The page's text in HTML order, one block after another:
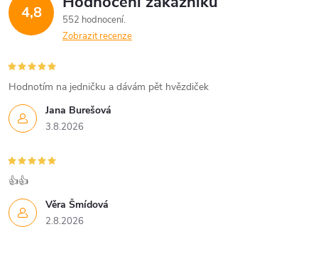
4,8
552 hodnocení
Zobrazit recenze
Jana Burešová
3.8.2026
Hodnotím na jedničku a dávám pět hvězdiček
Věra Šmídová
2.8.2026
👍👍